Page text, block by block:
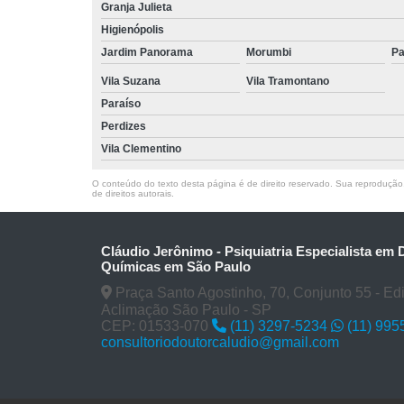
Granja Julieta
Higienópolis
Jardim Panorama
Morumbi
Vila Suzana
Vila Tramontano
Paraíso
Perdizes
Vila Clementino
O conteúdo do texto desta página é de direito reservado. Sua
de direitos autorais
Cláudio Jerônimo - Psiquiatria Especialista em
Químicas em São Paulo
Praça Santo Agostinho, 70, Conjunto 55 -
Aclimação São Paulo - SP
CEP: 01533-070
(11) 3297-5234
(11)
consultoriodoutorcaludio@gmail.com